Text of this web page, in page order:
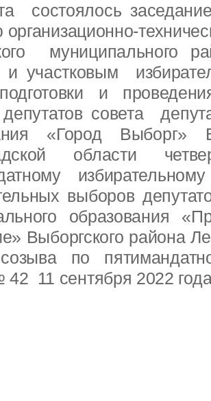
состоялось
организационно-
муниципального
и участковым
и
совета
«Город Выборг»
области
выборов
образования
Выборгского района
по
42 11 сентября 2022